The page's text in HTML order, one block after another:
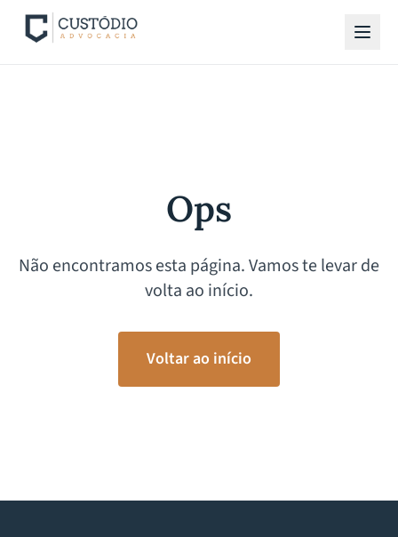
Ops
Não encontramos esta página. Vamos te levar de
volta ao início.
Voltar ao início